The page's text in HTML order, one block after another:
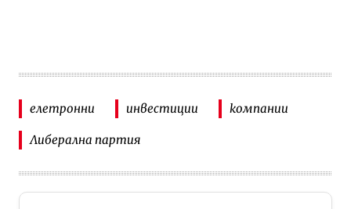
елетронни инвестиции компании
Либерална партия